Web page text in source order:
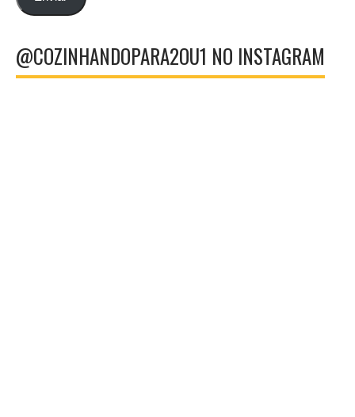
@COZINHANDOPARA2OU1 NO INSTAGRAM